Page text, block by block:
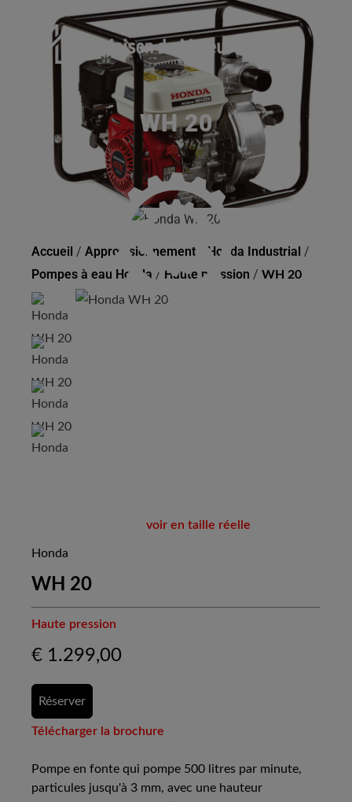
WH 20
Accueil / Approvisionnement Honda Industrial /
Pompes à eau Honda / Haute pression / WH 20
voir en taille réelle
Honda
WH 20
Haute pression
€ 1.299,00
Réserver
Télécharger la brochure
Pompe en fonte qui pompe 500 litres par minute,
particules jusqu'à 3 mm, avec une hauteur